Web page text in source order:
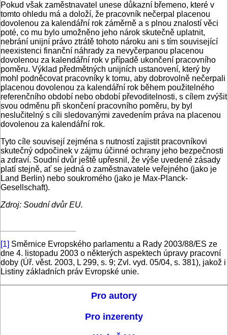
Pokud však zaměstnavatel unese důkazní břemeno, které v
tomto ohledu má a doloží, že pracovník nečerpal placenou
dovolenou za kalendářní rok záměrně a s plnou znalostí věci
poté, co mu bylo umožněno jeho nárok skutečně uplatnit,
nebrání unijní právo ztrátě tohoto nároku ani s tím související
neexistenci finanční náhrady za nevyčerpanou placenou
dovolenou za kalendářní rok v případě ukončení pracovního
poměru. Výklad předmětných unijních ustanovení, který by
mohl podněcovat pracovníky k tomu, aby dobrovolně nečerpali
placenou dovolenou za kalendářní rok během použitelného
referenčního období nebo období převoditelnosti, s cílem zvýšit
svou odměnu při skončení pracovního poměru, by byl
neslučitelný s cíli sledovanými zavedením práva na placenou
dovolenou za kalendářní rok.
Tyto cíle souvisejí zejména s nutností zajistit pracovníkovi
skutečný odpočinek v zájmu účinné ochrany jeho bezpečnosti
a zdraví. Soudní dvůr ještě upřesnil, že výše uvedené zásady
platí stejně, ať se jedná o zaměstnavatele veřejného (jako je
Land Berlin) nebo soukromého (jako je Max-Planck-
Gesellschaft).
Zdroj: Soudní dvůr EU.
[1] Směrnice Evropského parlamentu a Rady 2003/88/ES ze
dne 4. listopadu 2003 o některých aspektech úpravy pracovní
doby (Úř. věst. 2003, L 299, s. 9; Zvl. vyd. 05/04, s. 381), jakož i
Listiny základních práv Evropské unie.
Pro autory
Pro inzerenty